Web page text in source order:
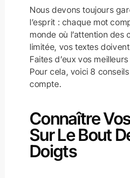
Nous devons toujours
l’esprit : chaque mot
monde où l’attention des
limitée, vos textes
Faites d’eux vos
Pour cela, voici 8
compte.
Connaître
Sur Le Bout
Doigts